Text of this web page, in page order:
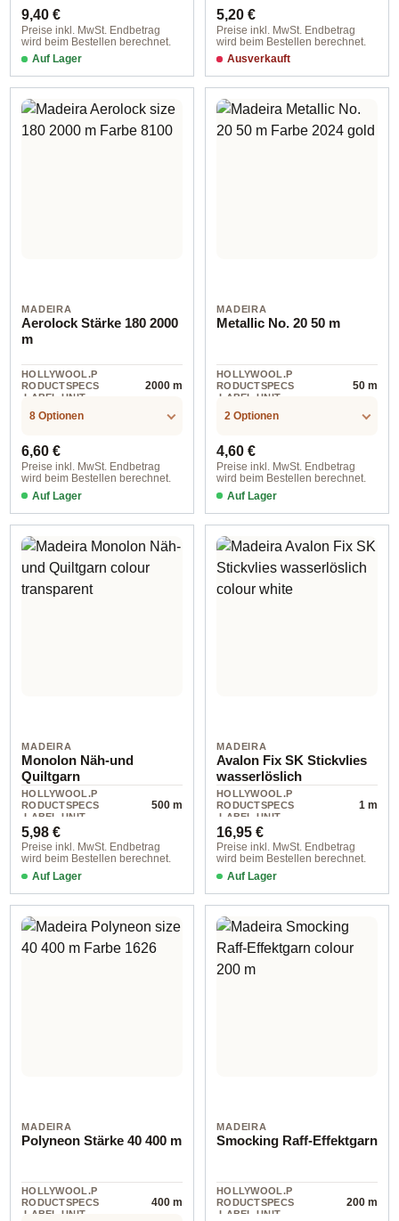
Regulärer Preis:
9,40 €
Preise inkl. MwSt. Endbetrag
wird beim Bestellen berechnet.
Auf Lager
Regulärer Preis:
5,20 €
Preise inkl. MwSt. Endbetrag
wird beim Bestellen berechnet.
Ausverkauft
MADEIRA
Aerolock Stärke 180 2000
m
HOLLYWOOL.P
RODUCTSPECS
.LABEL.UNIT
2000 m
8 Optionen
Regulärer Preis:
6,60 €
Preise inkl. MwSt. Endbetrag
wird beim Bestellen berechnet.
Auf Lager
MADEIRA
Metallic No. 20 50 m
HOLLYWOOL.P
RODUCTSPECS
.LABEL.UNIT
50 m
2 Optionen
Regulärer Preis:
4,60 €
Preise inkl. MwSt. Endbetrag
wird beim Bestellen berechnet.
Auf Lager
MADEIRA
Monolon Näh-und
Quiltgarn
HOLLYWOOL.P
RODUCTSPECS
.LABEL.UNIT
500 m
Regulärer Preis:
5,98 €
Preise inkl. MwSt. Endbetrag
wird beim Bestellen berechnet.
Auf Lager
MADEIRA
Avalon Fix SK Stickvlies
wasserlöslich
HOLLYWOOL.P
RODUCTSPECS
.LABEL.UNIT
1 m
Regulärer Preis:
16,95 €
Preise inkl. MwSt. Endbetrag
wird beim Bestellen berechnet.
Auf Lager
MADEIRA
Polyneon Stärke 40 400 m
HOLLYWOOL.P
RODUCTSPECS
.LABEL.UNIT
400 m
MADEIRA
Smocking Raff-Effektgarn
HOLLYWOOL.P
RODUCTSPECS
.LABEL.UNIT
200 m